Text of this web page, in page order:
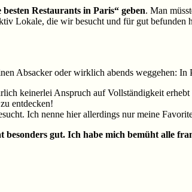
Restaurants in Paris“ geben. Man
Lokale, die wir besucht und für gut befunden
Absacker oder wirklich abends weggehen:
keinerlei Anspruch auf Vollständigkeit
entdecken!
Ich nenne hier allerdings nur meine
gut. Ich habe mich bemüht alle